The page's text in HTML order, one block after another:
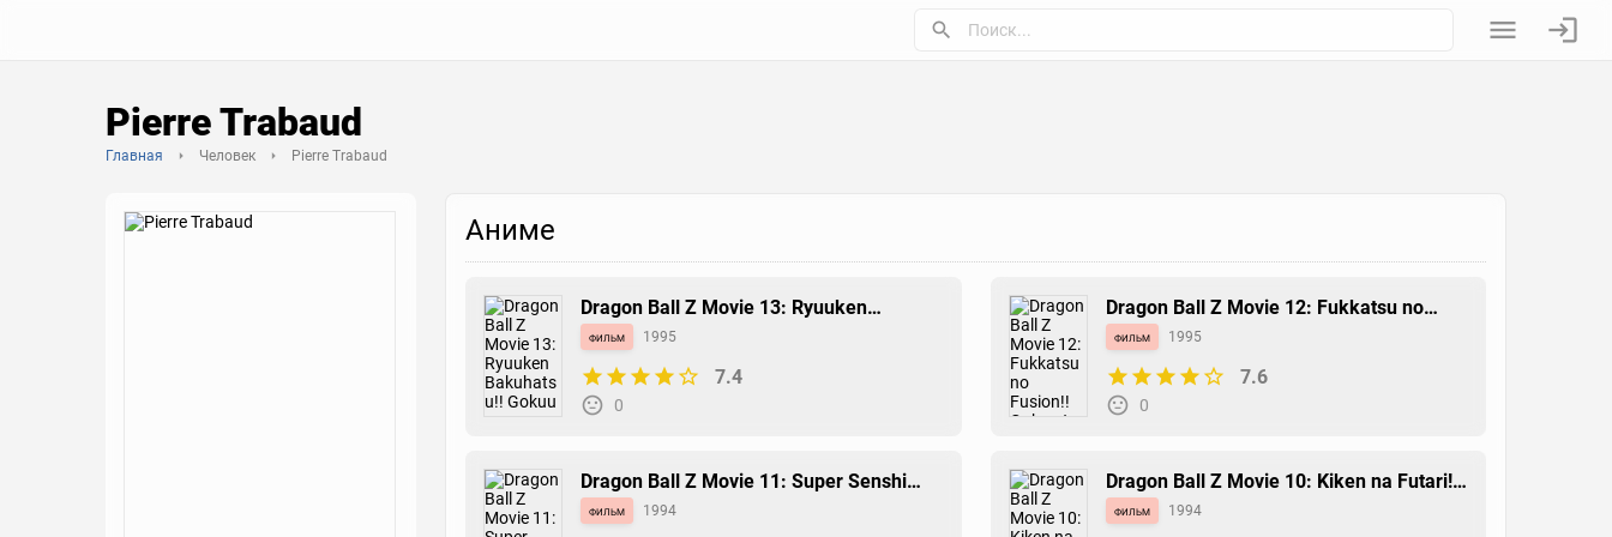
Pierre Trabaud
Главная Человек Pierre Trabaud
Аниме
Dragon Ball Z Movie 13: Ryuuken
Bakuhatsu!! Gokuu ga Yaraneba Dare ga
Yaru
фильм 1995
7.4
0
Dragon Ball Z Movie 12: Fukkatsu no
Fusion!! Gokuu to Vegeta
фильм 1995
7.6
0
Dragon Ball Z Movie 11: Super Senshi
Gekiha!! Katsu no wa Ore da
фильм 1994
Dragon Ball Z Movie 10: Kiken na Futari!
Super Senshi wa Nemurenai
фильм 1994